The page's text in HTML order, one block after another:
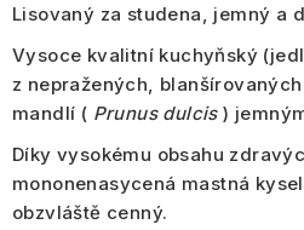
Lisovaný za studena, jemný a
Vysoce kvalitní kuchyňský
z nepražených,
mandlí ( Prunus dulcis)
Díky vysokému obsahu
mononenasycená mastná
obzvláště cenný.